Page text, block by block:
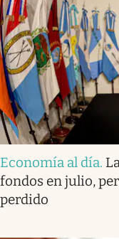
Economía al día.
fondos en julio,
perdido